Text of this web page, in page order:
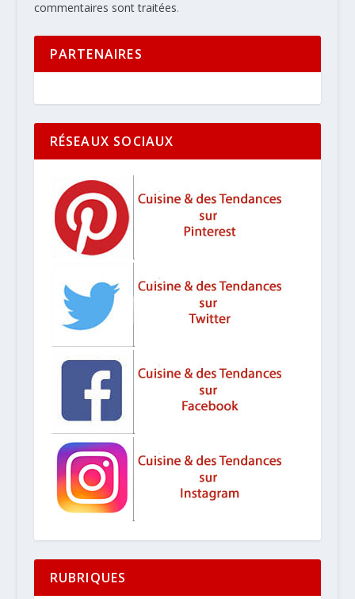
commentaires sont traitées.
PARTENAIRES
RÉSEAUX SOCIAUX
RUBRIQUES